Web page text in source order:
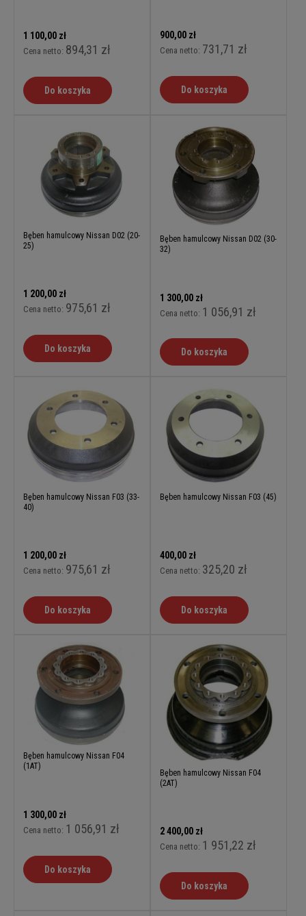
1 100,00 zł
Cena netto: 894,31 zł
Do koszyka
900,00 zł
Cena netto: 731,71 zł
Do koszyka
Bęben hamulcowy Nissan D02 (20-
25)
1 200,00 zł
Cena netto: 975,61 zł
Do koszyka
Bęben hamulcowy Nissan D02 (30-
32)
1 300,00 zł
Cena netto: 1 056,91 zł
Do koszyka
Bęben hamulcowy Nissan F03 (33-
40)
1 200,00 zł
Cena netto: 975,61 zł
Do koszyka
Bęben hamulcowy Nissan F03 (45)
400,00 zł
Cena netto: 325,20 zł
Do koszyka
Bęben hamulcowy Nissan F04
(1AT)
1 300,00 zł
Cena netto: 1 056,91 zł
Do koszyka
Bęben hamulcowy Nissan F04
(2AT)
2 400,00 zł
Cena netto: 1 951,22 zł
Do koszyka